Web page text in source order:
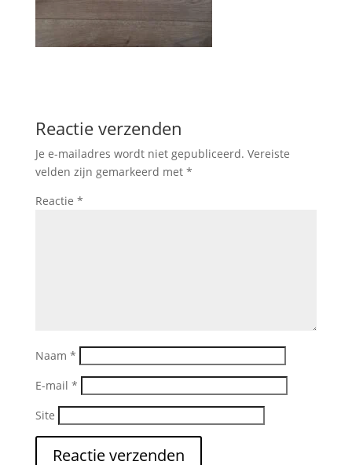
Reactie verzenden
Je e-mailadres wordt niet gepubliceerd. Vereiste
velden zijn gemarkeerd met *
Reactie *
Naam *
E-mail *
Site